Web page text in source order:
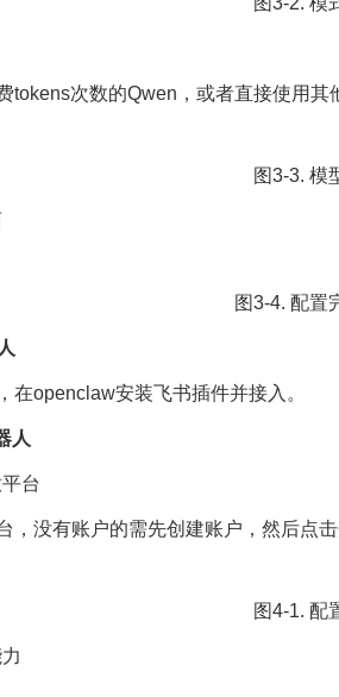
tokens次数的Qwen，或者直接使用其
图3-3. 模
图3-4. 配置
在openclaw安装飞书插件并接入。
人
台
，没有账户的需先创建账户，然后点击
图4-1. 配